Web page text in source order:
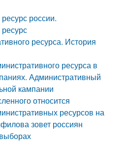
россии.
ресурса. История
ресурса в
Административный
кампании
относится
ресурсов на
зовет россиян